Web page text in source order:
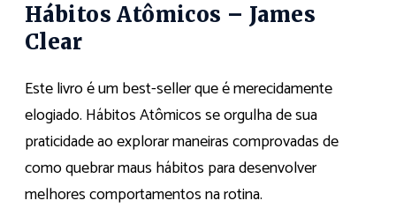
Hábitos Atômicos – James
Clear
Este livro é um best-seller que é merecidamente
elogiado. Hábitos Atômicos se orgulha de sua
praticidade ao explorar maneiras comprovadas de
como quebrar maus hábitos para desenvolver
melhores comportamentos na rotina.